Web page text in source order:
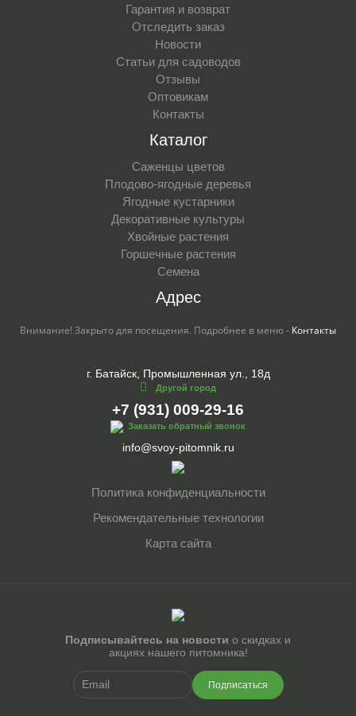
Гарантия и возврат
Отследить заказ
Новости
Статьи для садоводов
Отзывы
Оптовикам
Контакты
Каталог
Саженцы цветов
Плодово-ягодные деревья
Ягодные кустарники
Декоративные культуры
Хвойные растения
Горшечные растения
Семена
Адрес
Внимание! Закрыто для посещения. Подробнее в меню - Контакты
г. Батайск, Промышленная ул., 18д
Другой город
+7 (931) 009-29-16
Заказать обратный звонок
info@svoy-pitomnik.ru
Политика конфиденциальности
Рекомендательные технологии
Карта сайта
Подписывайтесь на новости о скидках и
акциях нашего питомника!
Подписаться